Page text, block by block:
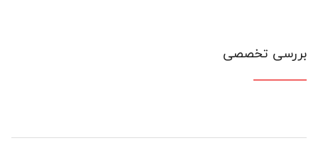
بررسی تخصصی